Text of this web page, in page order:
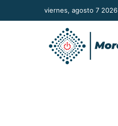
viernes, agosto 7 2026